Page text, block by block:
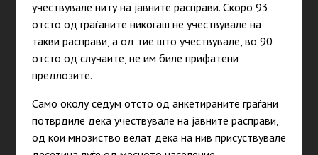
учествувале ниту на јавните расправи. Скоро 93
отсто од граѓаните никогаш не учествувале на
такви расправи, а од тие што учествувале, во 90
отсто од случаите, не им биле прифатени
предлозите.
Само околу седум отсто од анкетираните граѓани
потврдиле дека учествувале на јавните расправи,
од кои мнозиство велат дека на нив присуствувале